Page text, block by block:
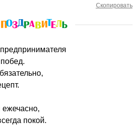
Скопировать
ежечасно,
покой.